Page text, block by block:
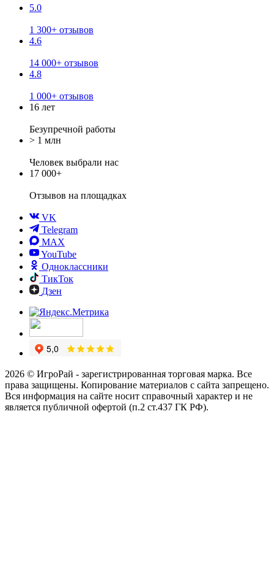
5.0
1 300+ отзывов
4.6
14 000+ отзывов
4.8
1 000+ отзывов
16 лет
Безупречной работы
> 1 млн
Человек выбрали нас
17 000+
Отзывов на площадках
VK
Telegram
MAX
YouTube
Одноклассники
ТикТок
Дзен
2026 © ИгроРай - зарегистрированная торговая марка. Все
права защищены. Копирование материалов с сайта запрещено.
Вся информация на сайте носит справочный характер и не
является публичной офертой (п.2 ст.437 ГК РФ).